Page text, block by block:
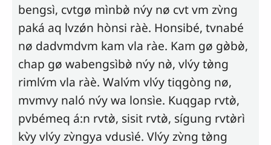
bengsì, cvtgø mìnbø̀ nv́y nø cvt vm zv̀ng
paká aq lvzǿn hònsi ràè. Honsibé, tvnabé
nø dadvmdvm kam vla ràe. Kam gø gø̀bø̀,
chap gø wabengsìbø̀ nv́y nø̀, vlv́ytø̀ng
rimlv́m vla ràè. Walv́m vlv́ytiqgòng nø,
mvmvy naló nv́y wa lonsìe. Kuqgap rvtø̀,
pvbémeq á:n rvtø̀, sisit rvtø̀, sígung rvtø̀rì
kv̀yvlv́yzv̀ngya vdusìé. Vlv́yzv̀ng tø̀ng